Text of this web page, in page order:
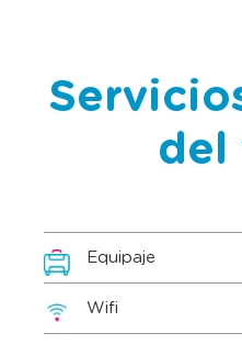
del
Equipaje
Wifi